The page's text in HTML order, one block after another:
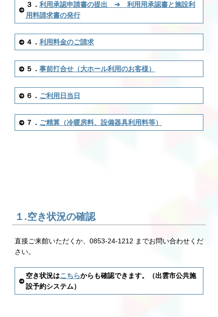
３． 利用承認申請書の提出 ➔ 利用用承認書と施設利
用料請求書の発行
４． 利用料金のご請求
５． 事前打合せ（大ホール利用のお客様）
６． ご利用日当日
７． ご精算（冷暖房料、設備器具利用料等）
１.空き状況の確認
直接ご来館いただくか、0853-24-1212 までお問い合わせくだ
さい。
空き状況はこちらからも確認できます。（出雲市公共施
設予約システム）